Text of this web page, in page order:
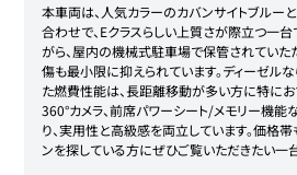
本車両は、人気カラーのカバンサイトブルー
合わせで、Eクラスらしい上質さが際立つ一
がら、屋内の機械式駐車場で保管されていた
傷も最小限に抑えられています。ディーゼル
た燃費性能は、長距離移動が多い方に特にお
360°カメラ、前席パワーシート/メモリー機
り、実用性と高級感を両立しています。価格
ンを探している方にぜひご覧いただきたい一台